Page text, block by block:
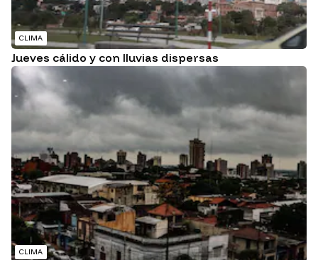
CLIMA
Jueves cálido y con lluvias dispersas
CLIMA